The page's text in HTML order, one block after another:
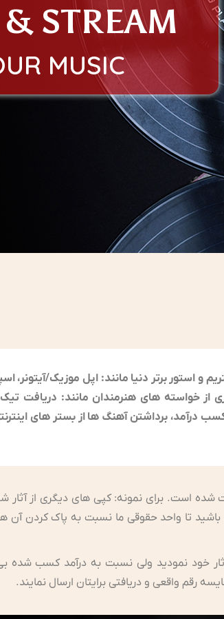
STREAM
MUSIC
برتر دنیا مانند: اپل موزیک/آیتونر،
از خواسته های هنرمندان مانند: دریافت تیک
درآمد، برداشتن آهنگ ها از بستر های
شده است. برای نمونه: کپی های دیگری از آثار
تا واحد حقوقی ما نسبت به پاک کردن آن
خود نمودید ولی نسبت به درآمد کسب شده بی
رقم واقعی و دریافتی برایتان ارسال نمایند.